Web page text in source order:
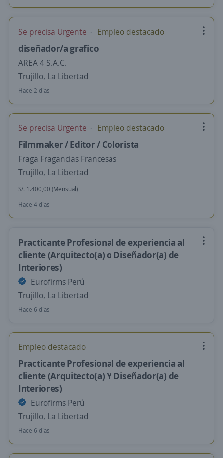
Se precisa Urgente Empleo destacado
diseñador/a grafico
AREA 4 S.A.C.
Trujillo, La Libertad
Hace 2 días
Se precisa Urgente Empleo destacado
Filmmaker / Editor / Colorista
Fraga Fragancias Francesas
Trujillo, La Libertad
S/. 1.400,00 (Mensual)
Hace 4 días
Practicante Profesional de experiencia al
cliente (Arquitecto(a) o Diseñador(a) de
Interiores)
Eurofirms Perú
Trujillo, La Libertad
Hace 6 días
Empleo destacado
Practicante Profesional de experiencia al
cliente (Arquitecto(a) Y Diseñador(a) de
Interiores)
Eurofirms Perú
Trujillo, La Libertad
Hace 6 días